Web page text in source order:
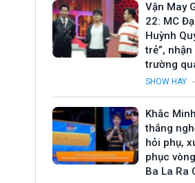
Vận May
22: MC
Huỳnh
trẻ”,
trường
SHOW HAY
Khắc
thắng
hỏi phụ,
phục
Ba La Ra